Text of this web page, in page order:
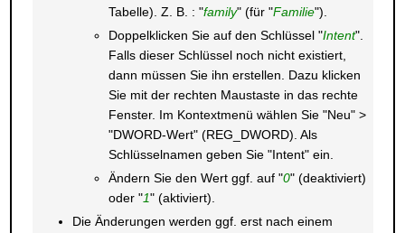
Tabelle). Z. B. : "family" (für "Familie").
Doppelklicken Sie auf den Schlüssel "Intent".
Falls dieser Schlüssel noch nicht existiert,
dann müssen Sie ihn erstellen. Dazu klicken
Sie mit der rechten Maustaste in das rechte
Fenster. Im Kontextmenü wählen Sie "Neu" >
"DWORD-Wert" (REG_DWORD). Als
Schlüsselnamen geben Sie "Intent" ein.
Ändern Sie den Wert ggf. auf "0" (deaktiviert)
oder "1" (aktiviert).
Die Änderungen werden ggf. erst nach einem